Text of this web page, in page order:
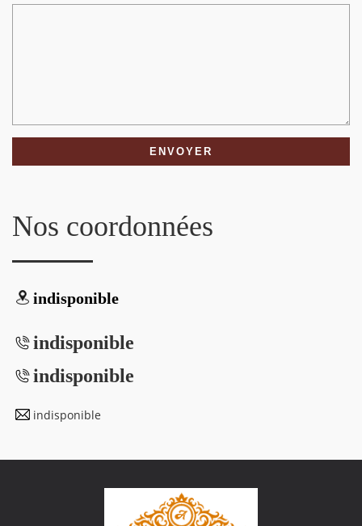
Nos coordonnées
indisponible
indisponible
indisponible
indisponible